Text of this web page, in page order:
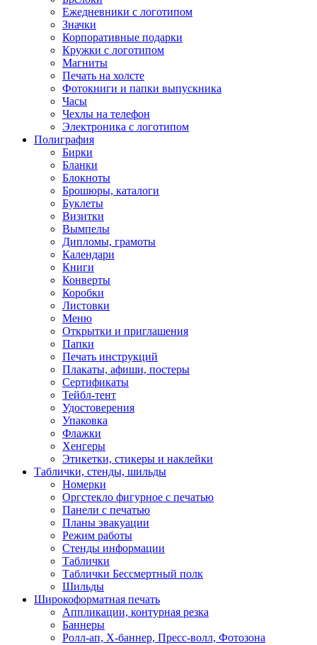
Ежедневники с логотипом
Значки
Корпоративные подарки
Кружки с логотипом
Магниты
Печать на холсте
Фотокниги и папки выпускника
Часы
Чехлы на телефон
Электроника с логотипом
Полиграфия
Бирки
Бланки
Блокноты
Брошюры, каталоги
Буклеты
Визитки
Вымпелы
Дипломы, грамоты
Календари
Книги
Конверты
Коробки
Листовки
Меню
Открытки и приглашения
Папки
Печать инструкций
Плакаты, афиши, постеры
Сертификаты
Тейбл-тент
Удостоверения
Упаковка
Флажки
Хенгеры
Этикетки, стикеры и наклейки
Таблички, стенды, шильды
Номерки
Оргстекло фигурное с печатью
Панели с печатью
Планы эвакуации
Режим работы
Стенды информации
Таблички
Таблички Бессмертный полк
Шильды
Широкоформатная печать
Аппликации, контурная резка
Баннеры
Ролл-ап, X-баннер, Пресс-волл, Фотозона